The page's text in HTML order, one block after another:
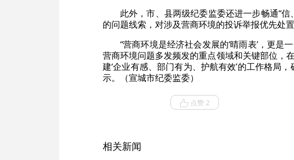
此外，市、县两级纪委监委还进一步畅通“
的问题线索，对涉及营商环境的投诉举报优先处
“营商环境是经济社会发展的‘晴雨表’，更
营商环境问题多发频发的重点领域和关键部位，
建‘企业有感、部门有为、护航有效’的工作格局
示。（宣城市纪委监委）
点赞 2
相关新闻